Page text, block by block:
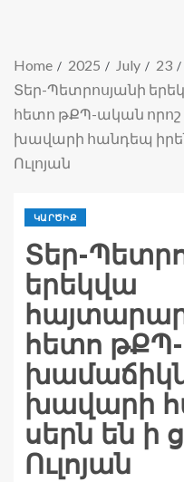
Home 2025 July
23
Տեր-Պետրոսյանի
հետո թՔՊ-ական
խավարի հանդեպ իրենց
Ուլոյան
ԿԱՐԾԻՔ
Տեր-
երեկվա
հետո
խավարի
սերն են ի
Ուլոյան